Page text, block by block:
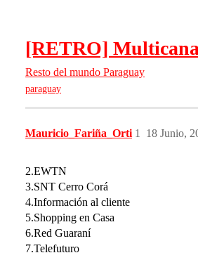
[RETRO]
Resto del mundo Paraguay
paraguay
Mauricio_Fariña_Orti 18 Junio,
1
2.EWTN
3.SNT Cerro Corá
4.Información al cliente
5.Shopping en Casa
6.Red Guaraní
7.Telefuturo